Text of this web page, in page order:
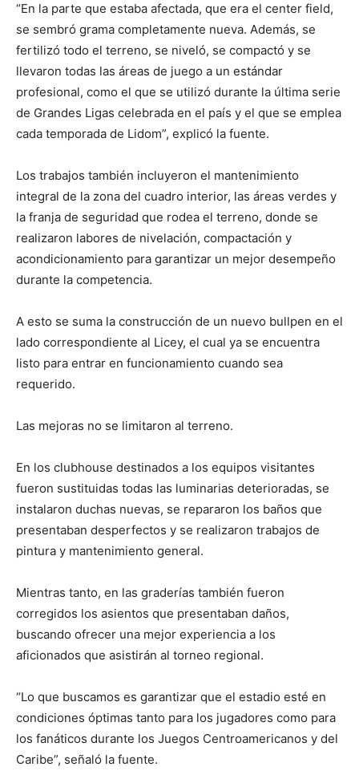
“En la parte que estaba afectada, que era el center field,
se sembró grama completamente nueva. Además, se
fertilizó todo el terreno, se niveló, se compactó y se
llevaron todas las áreas de juego a un estándar
profesional, como el que se utilizó durante la última serie
de Grandes Ligas celebrada en el país y el que se emplea
cada temporada de Lidom”, explicó la fuente.
Los trabajos también incluyeron el mantenimiento
integral de la zona del cuadro interior, las áreas verdes y
la franja de seguridad que rodea el terreno, donde se
realizaron labores de nivelación, compactación y
acondicionamiento para garantizar un mejor desempeño
durante la competencia.
A esto se suma la construcción de un nuevo bullpen en el
lado correspondiente al Licey, el cual ya se encuentra
listo para entrar en funcionamiento cuando sea
requerido.
Las mejoras no se limitaron al terreno.
En los clubhouse destinados a los equipos visitantes
fueron sustituidas todas las luminarias deterioradas, se
instalaron duchas nuevas, se repararon los baños que
presentaban desperfectos y se realizaron trabajos de
pintura y mantenimiento general.
Mientras tanto, en las graderías también fueron
corregidos los asientos que presentaban daños,
buscando ofrecer una mejor experiencia a los
aficionados que asistirán al torneo regional.
“Lo que buscamos es garantizar que el estadio esté en
condiciones óptimas tanto para los jugadores como para
los fanáticos durante los Juegos Centroamericanos y del
Caribe”, señaló la fuente.